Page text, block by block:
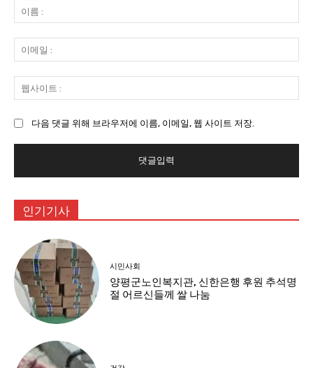
:
름
:
메
일
사
:
다음 댓글 위해 브라우저에 이름, 이메일, 웹 사이트 저장.
인기기사
시민사회
양평군노인복지관, 신한은행 후원 추석명
절 어르신들께 쌀 나눔